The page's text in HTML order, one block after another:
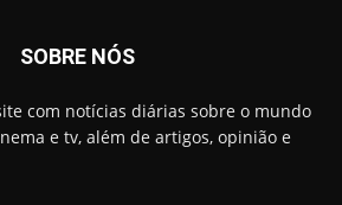
SOBRE NÓS
com notícias diárias sobre o mundo
e tv, além de artigos, opinião e